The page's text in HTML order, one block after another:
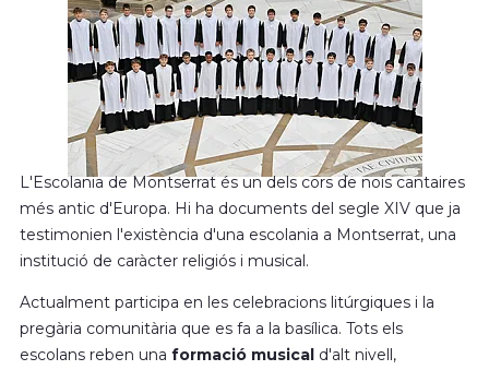
L'Escolania de Montserrat és un dels cors de nois cantaires
més antic d'Europa. Hi ha documents del segle XIV que ja
testimonien l'existència d'una escolania a Montserrat, una
institució de caràcter religiós i musical.
Actualment participa en les celebracions litúrgiques i la
pregària comunitària que es fa a la basílica. Tots els
escolans reben una formació musical d'alt nivell,